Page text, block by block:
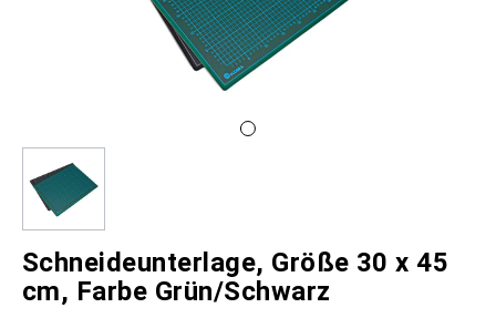
Schneideunterlage, Größe 30 x 45
cm, Farbe Grün/Schwarz